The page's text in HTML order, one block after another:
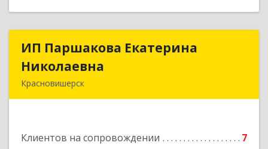
ИП Паршакова Екатерина
Николаевна
Красновишерск
Клиентов на сопровождении 7
ИП Паршакова Екатерина
Подробнее